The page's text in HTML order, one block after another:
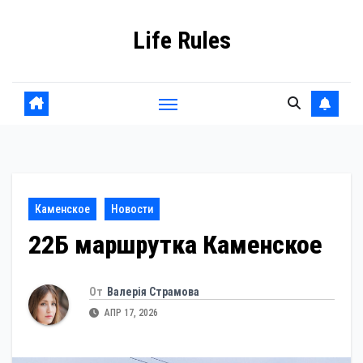
Life Rules
Каменское Новости
22Б маршрутка Каменское
От Валерія Страмова
АПР 17, 2026